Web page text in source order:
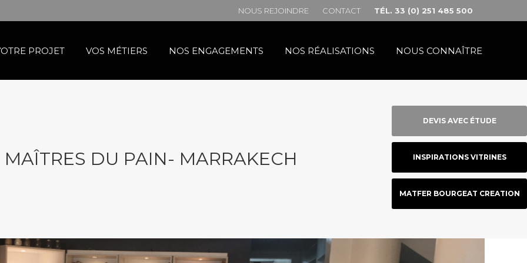
NOUS REJOINDRE CONTACT TÉL. 33 (0) 251 485 500
PROJET VOS MÉTIERS NOS ENGAGEMENTS NOS RÉALISATIONS NOUS CONNAÎTRE
MAÎTRES DU PAIN- MARRAKECH
DEVIS AVEC ÉTUDE
INSPIRATIONS VITRINES
MATFER BOURGEAT CREATION